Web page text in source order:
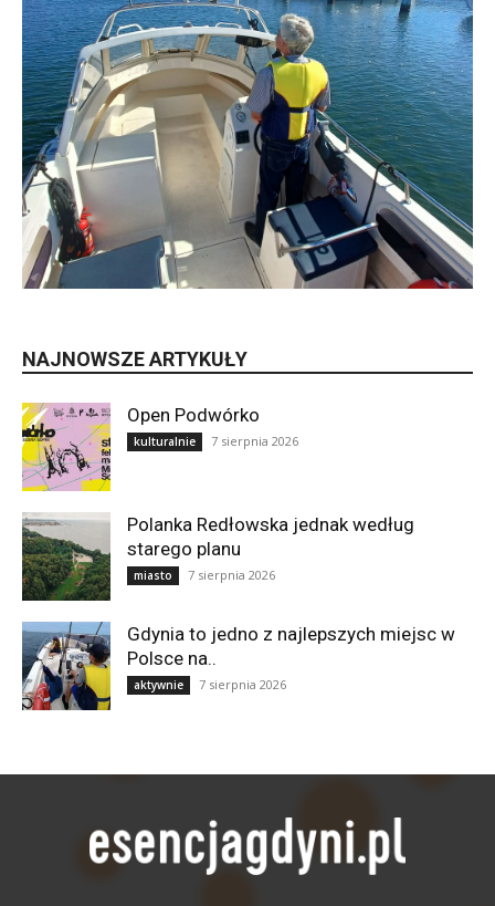
NAJNOWSZE ARTYKUŁY
Open Podwórko
kulturalnie 7 sierpnia 2026
Polanka Redłowska jednak według
starego planu
miasto 7 sierpnia 2026
Gdynia to jedno z najlepszych miejsc w
Polsce na..
aktywnie 7 sierpnia 2026